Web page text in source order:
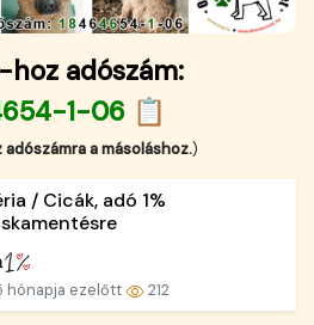
hoz adószám:
1-06 📋
a másoláshoz.)
/ Cicák, adó 1%
hónapja ezelőtt 212